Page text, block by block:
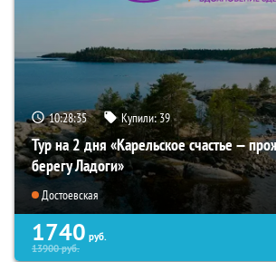
10:28:34 Купили:39
Тур на 2 дня «Карельское счастье —
берегу Ладоги»
Достоевская
1740 руб.
13900руб.